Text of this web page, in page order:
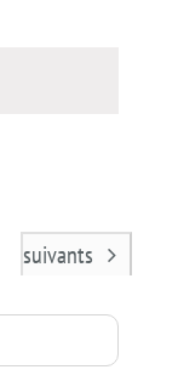
Évènements
suivants